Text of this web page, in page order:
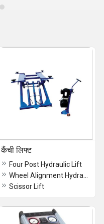
कैंची लिफ्ट
Four Post Hydraulic Lift
Scissor Lift